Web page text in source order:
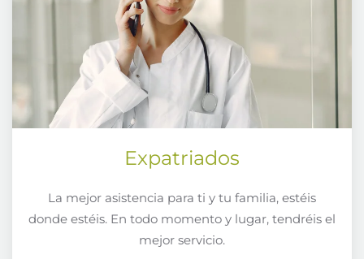
Expatriados
La mejor asistencia para ti y tu familia, estéis
donde estéis. En todo momento y lugar, tendréis el
mejor servicio.